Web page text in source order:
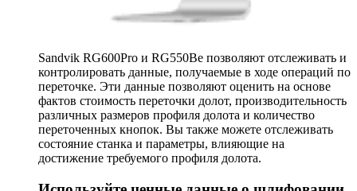
Sandvik RG600Pro и RG550Be позволяют отслеживать и
контролировать данные, получаемые в ходе операций по
переточке. Эти данные позволяют оценить на основе
фактов стоимость переточки долот, производительность
различных размеров профиля долота и количество
переточенных кнопок. Вы также можете отслеживать
состояние станка и параметры, влияющие на
достижение требуемого профиля долота.